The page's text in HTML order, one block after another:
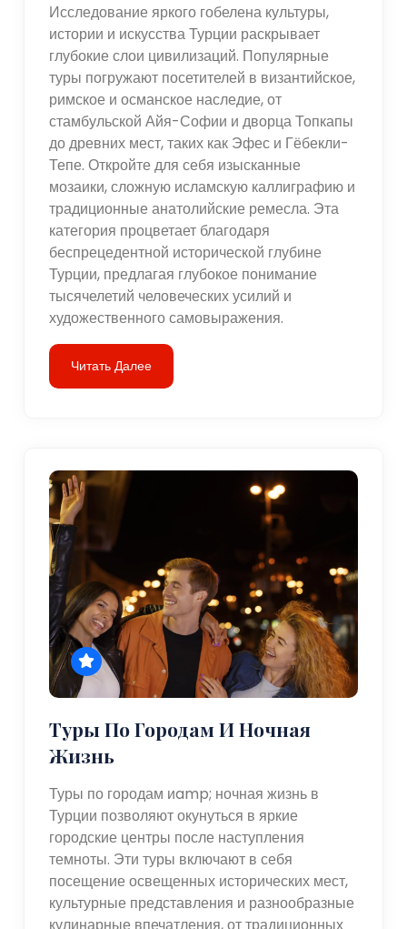
Исследование яркого гобелена культуры,
истории и искусства Турции раскрывает
глубокие слои цивилизаций. Популярные
туры погружают посетителей в византийское,
римское и османское наследие, от
стамбульской Айя-Софии и дворца Топкапы
до древних мест, таких как Эфес и Гёбекли-
Тепе. Откройте для себя изысканные
мозаики, сложную исламскую каллиграфию и
традиционные анатолийские ремесла. Эта
категория процветает благодаря
беспрецедентной исторической глубине
Турции, предлагая глубокое понимание
тысячелетий человеческих усилий и
художественного самовыражения.
Читать Далее
Туры По Городам И Ночная
Жизнь
Туры по городам иamp; ночная жизнь в
Турции позволяют окунуться в яркие
городские центры после наступления
темноты. Эти туры включают в себя
посещение освещенных исторических мест,
культурные представления и разнообразные